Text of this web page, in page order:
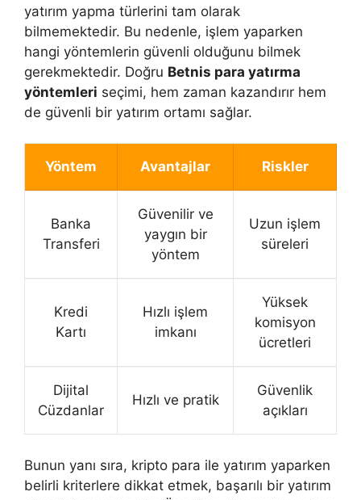
yatırım yapma türlerini tam olarak
bilmemektedir. Bu nedenle, işlem yaparken
hangi yöntemlerin güvenli olduğunu bilmek
gerekmektedir. Doğru Betnis para yatırma
yöntemleri seçimi, hem zaman kazandırır hem
de güvenli bir yatırım ortamı sağlar.
Yöntem Avantajlar Riskler
Banka
Transferi
Güvenilir ve
yaygın bir
yöntem
Uzun işlem
süreleri
Kredi
Kartı
Hızlı işlem
imkanı
Yüksek
komisyon
ücretleri
Dijital
Cüzdanlar
Hızlı ve pratik
Güvenlik
açıkları
Bunun yanı sıra, kripto para ile yatırım yaparken
belirli kriterlere dikkat etmek, başarılı bir yatırım